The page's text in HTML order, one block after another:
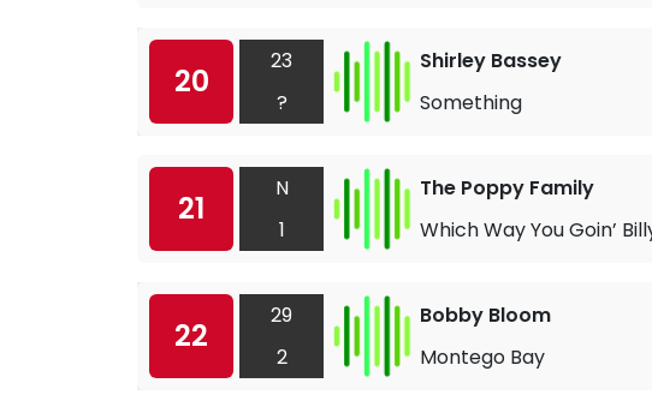
20
23
?
Shirley Bassey
Something
21
N
1
The Poppy Family
Which Way You Goin’
22
29
2
Bobby Bloom
Montego Bay